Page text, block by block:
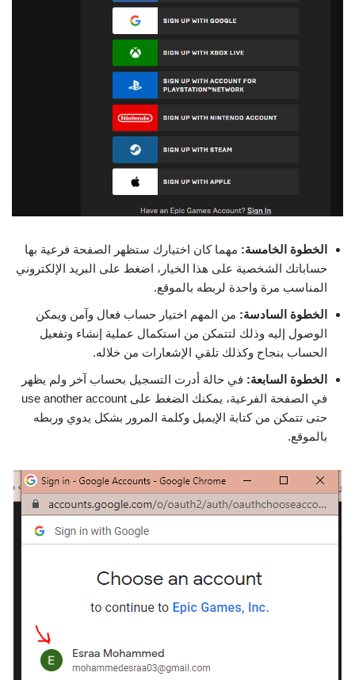
الخطوة الخامسة: مهما كان اختيارك ستظهر الصفحة فرعية بها
حساباتك الشخصية على هذا الخيار، اضغط على البريد الإلكتروني
المناسب مرة واحدة لربطه بالموقع.
الخطوة السادسة: من المهم اختيار حساب فعال وآمن ويمكن
الوصول إليه وذلك لتتمكن من استكمال عملية إنشاء وتفعيل
الحساب بنجاح وكذلك تلقي الإشعارات من خلاله.
الخطوة السابعة: في حالة أدرت التسجيل بحساب آخر ولم يظهر
في الصفحة الفرعية، يمكنك الضغط على use another account
حتى تتمكن من كتابة الإيميل وكلمة المرور بشكل يدوي وربطه
بالموقع.